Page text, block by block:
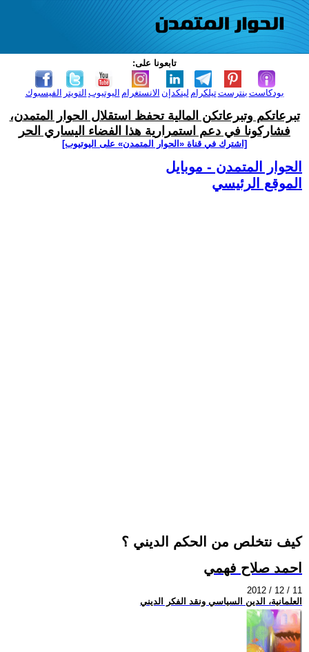
تابعونا على:
الفيسبوك التويتر اليوتيوب الانستغرام لينكدإن تيلكرامبنترست بودكاست
تبرعاتكم وتبرعاتكن المالية تحفظ استقلال الحوار المتمدن،
فشاركونا في دعم استمرارية هذا الفضاء اليساري الحر
[اشترك في قناة ‫«الحوار المتمدن» على اليوتيوب]
الحوار المتمدن - موبايل
الموقع الرئيسي
كيف نتخلص من الحكم الديني ؟
احمد صلاح فهمي
2012 / 12 / 11
العلمانية، الدين السياسي ونقد الفكر الديني